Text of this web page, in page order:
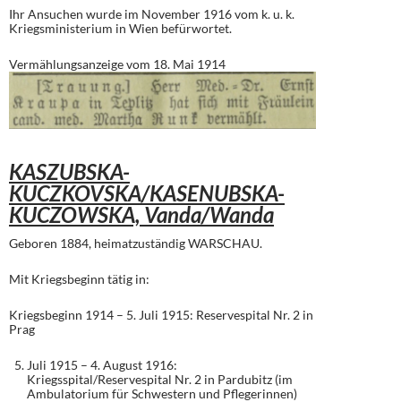
Ihr Ansuchen wurde im November 1916 vom k. u. k.
Kriegsministerium in Wien befürwortet.
Vermählungsanzeige vom 18. Mai 1914
KASZUBSKA-
KUCZKOVSKA/KASENUBSKA-
KUCZOWSKA, Vanda/Wanda
Geboren 1884, heimatzuständig WARSCHAU.
Mit Kriegsbeginn tätig in:
Kriegsbeginn 1914 – 5. Juli 1915: Reservespital Nr. 2 in
Prag
Juli 1915 – 4. August 1916:
Kriegsspital/Reservespital Nr. 2 in Pardubitz (im
Ambulatorium für Schwestern und Pflegerinnen)